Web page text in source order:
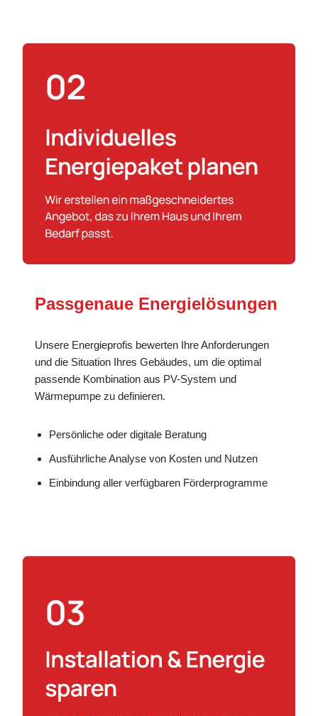
Passgenaue Energielösungen
Unsere Energieprofis bewerten Ihre Anforderungen
und die Situation Ihres Gebäudes, um die optimal
passende Kombination aus PV-System und
Wärmepumpe zu definieren.
Persönliche oder digitale Beratung
Ausführliche Analyse von Kosten und Nutzen
Einbindung aller verfügbaren Förderprogramme